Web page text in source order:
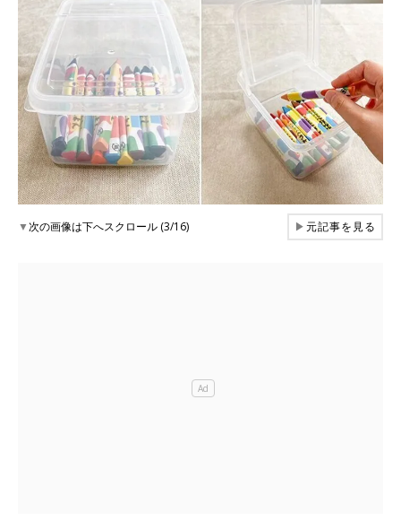
▼次の画像は下へスクロール (3/16) ▶元記事を見る